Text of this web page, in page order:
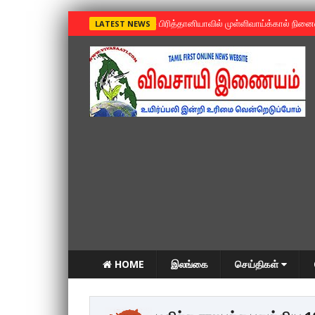
LATEST NEWS »பிரித்தானியாவில் முள்ளிவாய்க்கால்
HOME இலங்கை செய்திகள்